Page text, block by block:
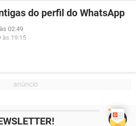
do perfil do WhatsApp
02:49
às 19:15